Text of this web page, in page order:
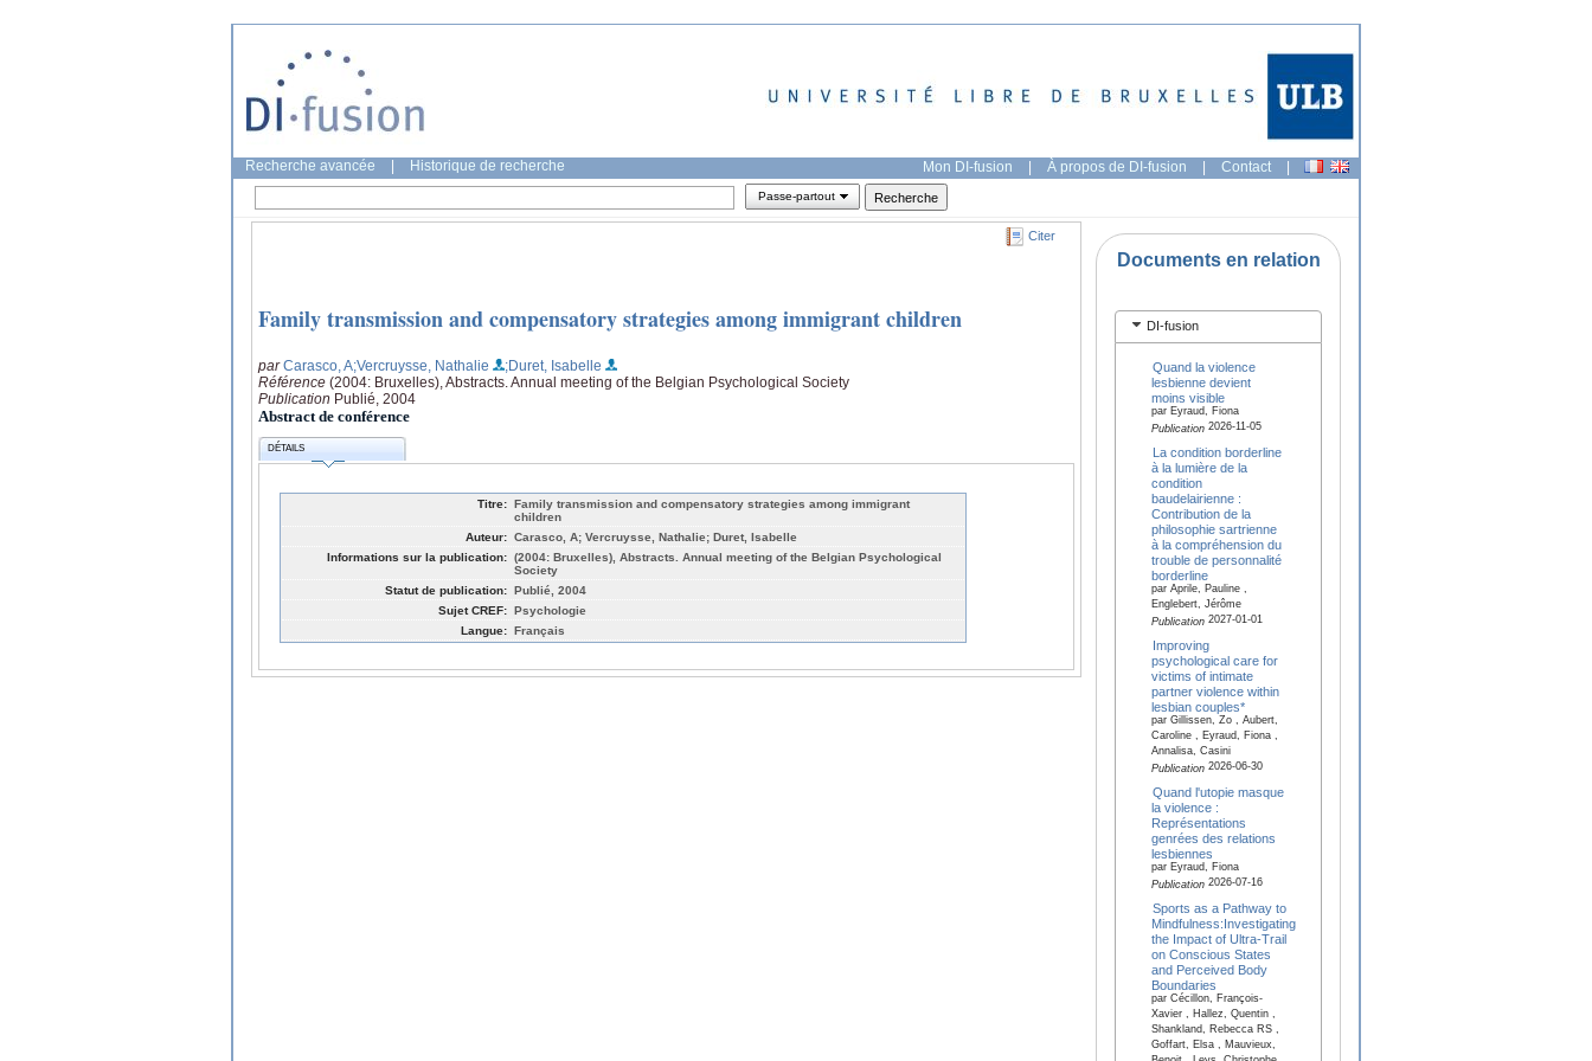
Recherche avancée Historique de recherche Mon DI-fusion | À propos de DI-fusion | Contact |
Passe-partout
Citer
Family transmission and compensatory strategies among immigrant children
parCarasco, A;Vercruysse, Nathalie
;Duret, Isabelle
Référence (2004: Bruxelles), Abstracts. Annual meeting of the Belgian Psychological Society
Publication Publié, 2004
Abstract de conférence
DÉTAILS
Titre: Family transmission and compensatory strategies among immigrant
children
Auteur: Carasco, A; Vercruysse, Nathalie; Duret, Isabelle
Informations sur la publication: (2004: Bruxelles), Abstracts. Annual meeting of the Belgian Psychological
Society
Statut de publication: Publié, 2004
Sujet CREF: Psychologie
Langue: Français
Documents en relation
DI-fusion
Quand la violence
lesbienne devient
moins visible
par Eyraud, Fiona
Publication2026-11-05
La condition borderline
à la lumière de la
condition
baudelairienne :
Contribution de la
philosophie sartrienne
à la compréhension du
trouble de personnalité
borderline
par Aprile, Pauline ,
Englebert, Jérôme
Publication2027-01-01
Improving
psychological care for
victims of intimate
partner violence within
lesbian couples*
par Gillissen, Zo , Aubert,
Caroline , Eyraud, Fiona ,
Annalisa, Casini
Publication2026-06-30
Quand l'utopie masque
la violence :
Représentations
genrées des relations
lesbiennes
par Eyraud, Fiona
Publication2026-07-16
Sports as a Pathway to
Mindfulness:Investigating
the Impact of Ultra-Trail
on Conscious States
and Perceived Body
Boundaries
par Cécillon, François-
Xavier , Hallez, Quentin ,
Shankland, Rebecca RS ,
Goffart, Elsa , Mauvieux,